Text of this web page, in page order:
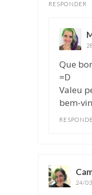
RESPONDER
Que
=D
Valeu
bem-
24/